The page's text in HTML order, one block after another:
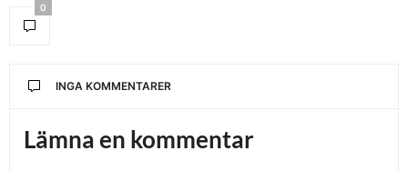
0
INGA KOMMENTARER
Lämna en kommentar